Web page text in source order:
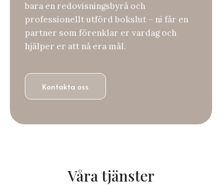
bara en redovisningsbyrå och
professionellt utförd bokslut – ni får en
partner som förenklar er vardag och
hjälper er att nå era mål.
Kontakta oss
Våra tjänster